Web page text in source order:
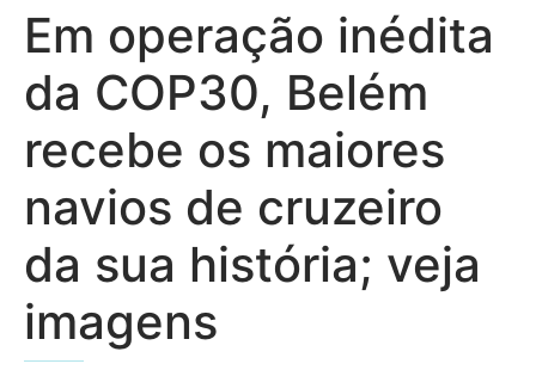
Em operação inédita
da COP30, Belém
recebe os maiores
navios de cruzeiro
da sua história; veja
imagens